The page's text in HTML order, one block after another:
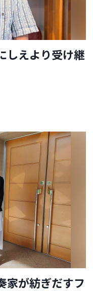
しえより受け継
家が紡ぎだすフ